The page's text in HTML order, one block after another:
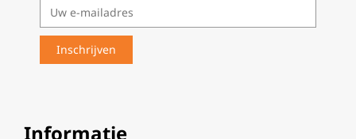
Informatie